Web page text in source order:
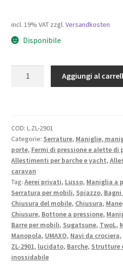
incl. 19% VAT zzgl. Versandkosten
Disponibile
L®
con
funzione
di
maniglia,
realizzata
in
acciaio
inossidabile
SUS316,
ZL-
Aggiungi al
COD: L.ZL-2901
Categorie: Serrature, Maniglie,
porte, Fermi di pressione e alette di
Allestimenti per barche e yacht,
caravan
Tag: Aerei privati, Lusso, Maniglia a
Serratura per mobili, Spiazzo,
Chiusura del mobile, Chiusura,
Chiusure, Bottone a pressione,
Barre per mobili, Sugatsune, TwoL,
Manopola, UMAXO, Navi da crociera,
ZL-2901, lucidato, Barche, Strutture
inossidabile